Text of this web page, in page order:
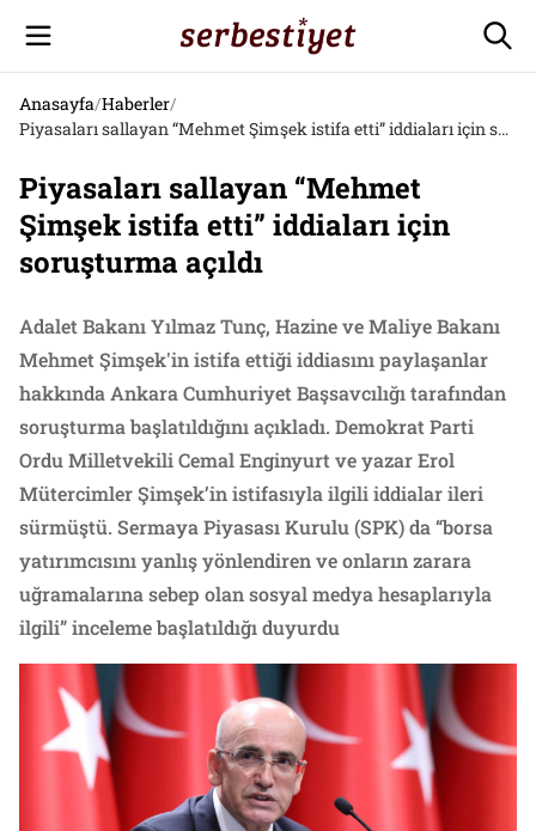
Anasayfa/Haberler/
Piyasaları sallayan “Mehmet Şimşek istifa etti” iddiaları için soruşturma açıldı
Piyasaları sallayan “Mehmet
Şimşek istifa etti” iddiaları için
soruşturma açıldı
Adalet Bakanı Yılmaz Tunç, Hazine ve Maliye Bakanı
Mehmet Şimşek'in istifa ettiği iddiasını paylaşanlar
hakkında Ankara Cumhuriyet Başsavcılığı tarafından
soruşturma başlatıldığını açıkladı. Demokrat Parti
Ordu Milletvekili Cemal Enginyurt ve yazar Erol
Mütercimler Şimşek’in istifasıyla ilgili iddialar ileri
sürmüştü. Sermaya Piyasası Kurulu (SPK) da “borsa
yatırımcısını yanlış yönlendiren ve onların zarara
uğramalarına sebep olan sosyal medya hesaplarıyla
ilgili” inceleme başlatıldığı duyurdu